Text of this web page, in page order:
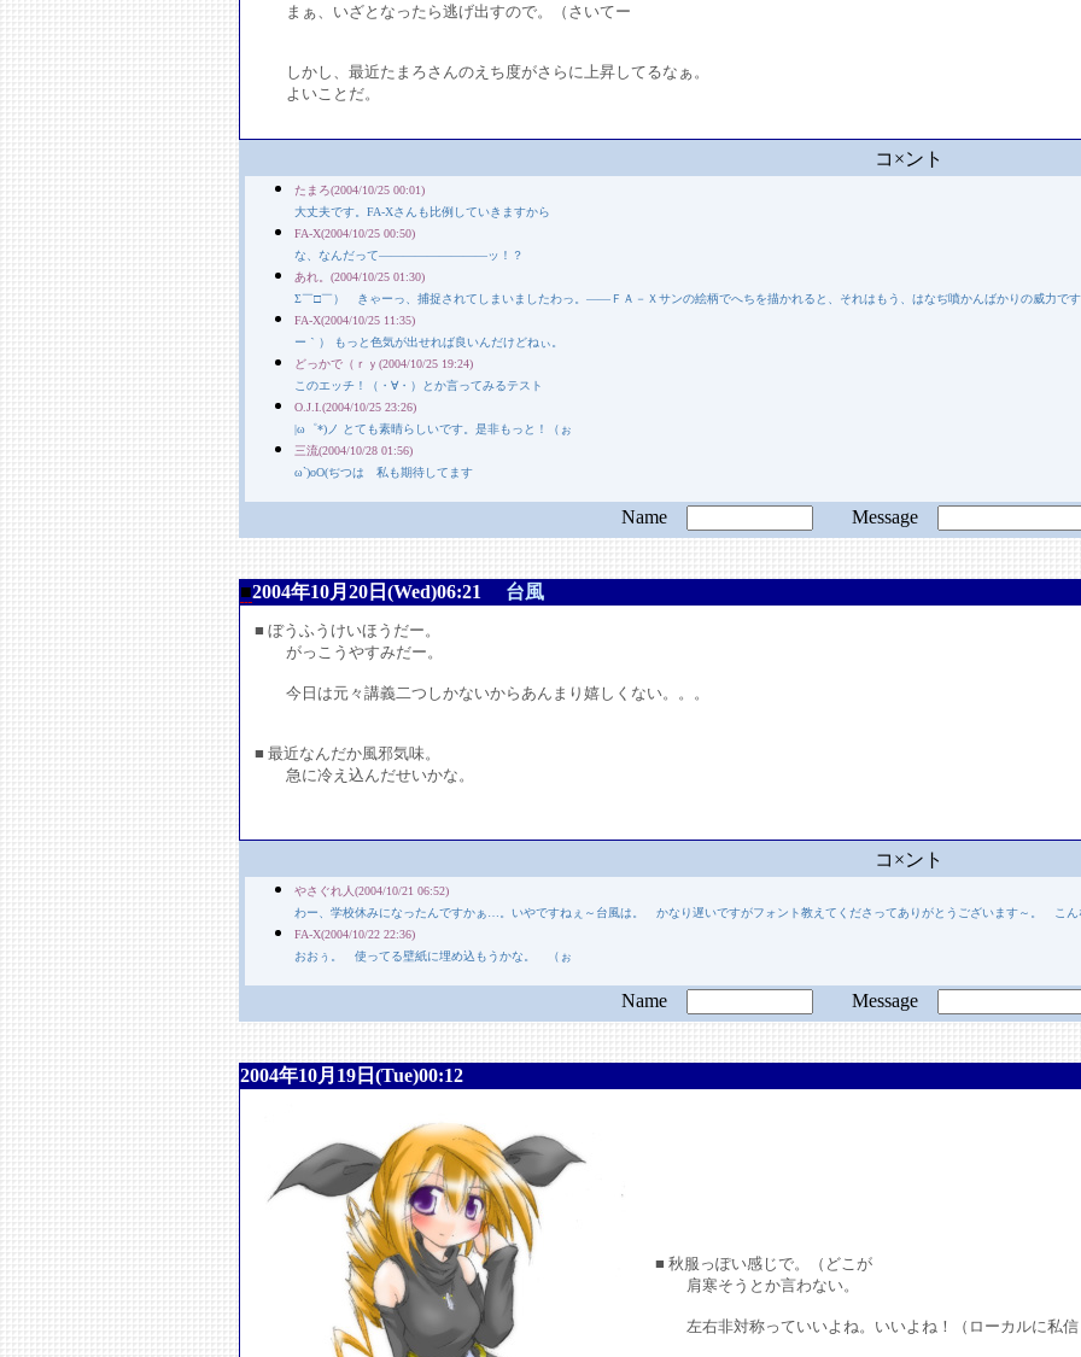
まぁ、いざとなったら逃げ出すので。（さいてー
しかし、最近たまろさんのえち度がさらに上昇してるなぁ。
よいことだ。
コ×ント
たまろ(2004/10/25 00:01)
大丈夫です。FA-Xさんも比例していきますから
FA-X(2004/10/25 00:50)
な、なんだって―――――――――ッ！？
あれ。(2004/10/25 01:30)
Σ￣□￣） きゃーっ、捕捉されてしまいましたわっ。――ＦＡ－Ｘサンの絵柄でへちを描かれると、それはもう、はなぢ噴かんばかりの威力で
FA-X(2004/10/25 11:35)
ー｀） もっと色気が出せれば良いんだけどねぃ。
どっかで（ｒｙ(2004/10/25 19:24)
このエッチ！（・∀・）とか言ってみるテスト
O.J.I.(2004/10/25 23:26)
|ω゜*)ノ とても素晴らしいです。是非もっと！（ぉ
三流(2004/10/28 01:56)
ω`)oO(ぢつは 私も期待してます
Name Message
■2004年10月20日(Wed)06:21 台風
■ ぼうふうけいほうだー。
がっこうやすみだー。
今日は元々講義二つしかないからあんまり嬉しくない。。。
■ 最近なんだか風邪気味。
急に冷え込んだせいかな。
コ×ント
やさぐれ人(2004/10/21 06:52)
わー、学校休みになったんですかぁ…。いやですねぇ～台風は。 かなり遅いですがフォント教えてくださってありがとうございます～。 こ
FA-X(2004/10/22 22:36)
おおぅ。 使ってる壁紙に埋め込もうかな。 （ぉ
Name Message
2004年10月19日(Tue)00:12
■ 秋服っぽい感じで。（どこが
肩寒そうとか言わない。
左右非対称っていいよね。いいよね！（ローカルに私信